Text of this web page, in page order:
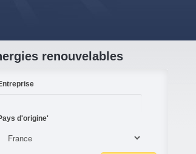
renouvelables
d'origine'